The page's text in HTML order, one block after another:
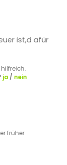
ist,d afür
ja/ nein
früher